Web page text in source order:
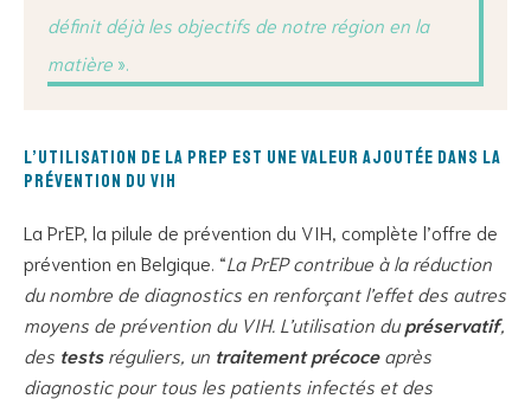
définit déjà les objectifs de notre région en la
matière ».
L’utilisation de la PrEP est une valeur ajoutée dans la
prévention du VIH
La PrEP, la pilule de prévention du VIH, complète l’offre de
prévention en Belgique. “La PrEP contribue à la réduction
du nombre de diagnostics en renforçant l’effet des autres
moyens de prévention du VIH. L’utilisation dupréservatif,
des testsréguliers, un traitement précoceaprès
diagnostic pour tous les patients infectés et des